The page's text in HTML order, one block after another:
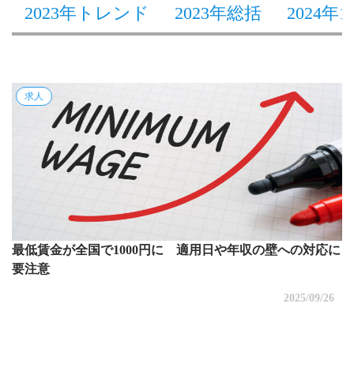
2023年トレンド 2023年総括 2024年1
求人
最低賃金が全国で1000円に 適用日や年収の壁への対応に
要注意
2025/09/26